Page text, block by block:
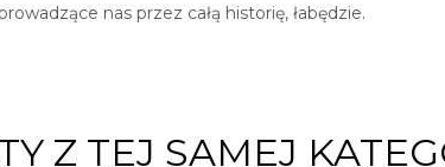
nas przez całą historię, łabędzie.
Z TEJ SAMEJ